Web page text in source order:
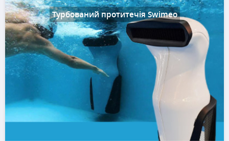
Турбований протитечія Swimeo